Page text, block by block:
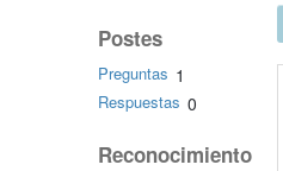
Postes
Preguntas 1
Respuestas 0
Reconocimiento